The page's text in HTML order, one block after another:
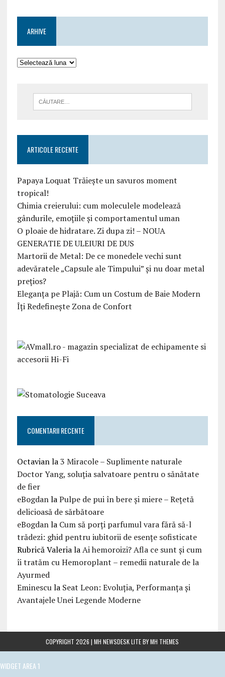
ARHIVE
ARTICOLE RECENTE
Papaya Loquat Trăiește un savuros moment
tropical!
Chimia creierului: cum moleculele modelează
gândurile, emoțiile și comportamentul uman
O ploaie de hidratare. Zi dupa zi! – NOUA
GENERATIE DE ULEIURI DE DUS
Martorii de Metal: De ce monedele vechi sunt
adevăratele „Capsule ale Timpului” și nu doar metal
prețios?
Eleganța pe Plajă: Cum un Costum de Baie Modern
Îți Redefinește Zona de Confort
COMENTARII RECENTE
Octavianla3 Miracole – Suplimente naturale
Doctor Yang, soluția salvatoare pentru o sănătate
de fier
eBogdanlaPulpe de pui în bere și miere – Rețetă
delicioasă de sărbătoare
eBogdanla Cum să porți parfumul vara fără să-l
trădezi: ghid pentru iubitorii de esențe sofisticate
Rubrică ValerialaAi hemoroizi? Afla ce sunt și cum
îi tratăm cu Hemoroplant – remedii naturale de la
Ayurmed
Eminescula Seat Leon: Evoluția, Performanța și
Avantajele Unei Legende Moderne
COPYRIGHT 2026 | MH NEWSDESK LITE BYMH THEMES
WIDGET AREA 1